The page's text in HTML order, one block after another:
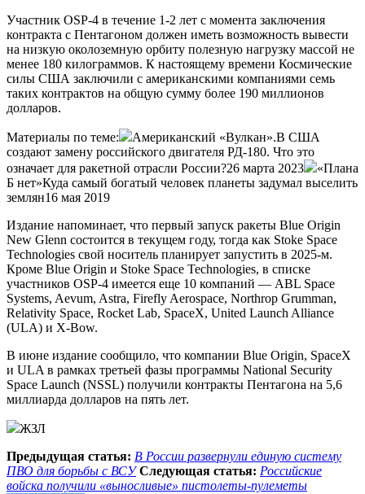
Участник OSP-4 в течение 1-2 лет с момента заключения
контракта с Пентагоном должен иметь возможность вывести
на низкую околоземную орбиту полезную нагрузку массой не
менее 180 килограммов. К настоящему времени Космические
силы США заключили с американскими компаниями семь
таких контрактов на общую сумму более 190 миллионов
долларов.
Материалы по теме:
Американский «Вулкан».В США
создают замену российского двигателя РД-180. Что это
означает для ракетной отрасли России?26 марта 2023
«Плана
Б нет»Куда самый богатый человек планеты задумал выселить
землян16 мая 2019
Издание напоминает, что первый запуск ракеты Blue Origin
New Glenn состоится в текущем году, тогда как Stoke Space
Technologies свой носитель планирует запустить в 2025-м.
Кроме Blue Origin и Stoke Space Technologies, в списке
участников OSP-4 имеется еще 10 компаний — ABL Space
Systems, Aevum, Astra, Firefly Aerospace, Northrop Grumman,
Relativity Space, Rocket Lab, SpaceX, United Launch Alliance
(ULA) и X-Bow.
В июне издание сообщило, что компании Blue Origin, SpaceX
и ULA в рамках третьей фазы программы National Security
Space Launch (NSSL) получили контракты Пентагона на 5,6
миллиарда долларов на пять лет.
ЖЗЛ
Предыдущая статья: В России развернули единую систему
ПВО для борьбы с ВСУ Следующая статья: Российские
войска получили «выносливые» пистолеты-пулеметы